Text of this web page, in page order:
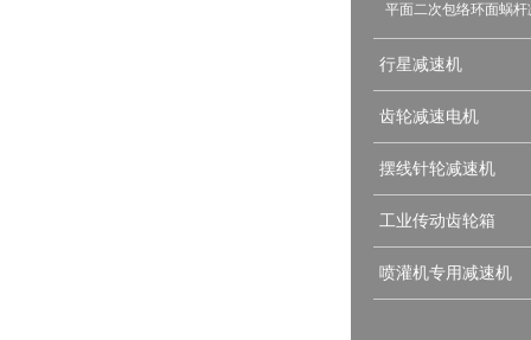
平面二次包络环面蜗杆
行星减速机
齿轮减速电机
摆线针轮减速机
工业传动齿轮箱
喷灌机专用减速机